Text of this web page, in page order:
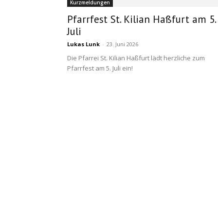
Kurzmeldungen
Pfarrfest St. Kilian Haßfurt am 5.
Juli
Lukas Lunk - 23. Juni 2026
Die Pfarrei St. Kilian Haßfurt lädt herzliche zum
Pfarrfest am 5. Juli ein!